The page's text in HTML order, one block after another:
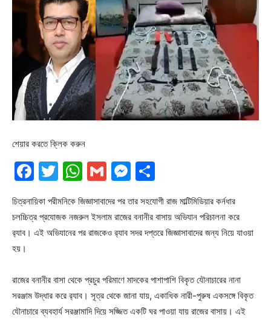
শেয়ার করতে ক্লিক করুন
Facebook
Twitter
WhatsApp
GmailMessenger
চিত্রনায়িকা পরীমনিকে জিজ্ঞাসাবাদের পর তার সহযোগী রাজ মাল্টিমিডিয়ার কর্নধার
চলচ্চিত্র প্রযোজক নজরুল ইসলাম রাজের বনানীর বাসায় অভিযান পরিচালনা করে
র‍্যাব। এই অভিযানের পর রাজকেও র‍্যাব সদর দপ্তরে জিজ্ঞাসাবাদের জন্য নিয়ে যাওয়া
হয়।
রাজের বনানীর বাসা থেকে প্রচুর পরিমাণে মাদকের পাশাপাশি বিকৃত যৌনাচারের নানা
সরঞ্জাম উদ্ধার করে র‍্যাব। সূত্র থেকে জানা যায়, একাধিক নারী-পুরুষ একসঙ্গে বিকৃত
যৌনাচারে ব্যবহার্য সরঞ্জামাদি দিয়ে সজ্জিত একটি ঘর পাওয়া যায় রাজের বাসায়। এই